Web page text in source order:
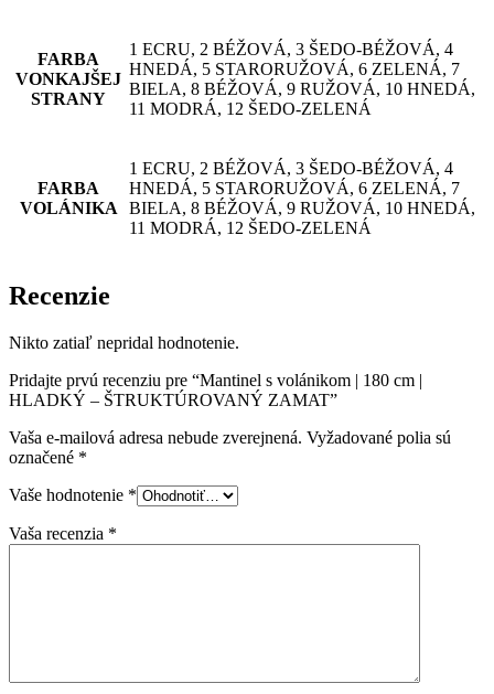
FARBA
VONKAJŠEJ
STRANY
1 ECRU, 2 BÉŽOVÁ, 3 ŠEDO-BÉŽOVÁ, 4
HNEDÁ, 5 STARORUŽOVÁ, 6 ZELENÁ, 7
BIELA, 8 BÉŽOVÁ, 9 RUŽOVÁ, 10 HNEDÁ,
11 MODRÁ, 12 ŠEDO-ZELENÁ
FARBA
VOLÁNIKA
1 ECRU, 2 BÉŽOVÁ, 3 ŠEDO-BÉŽOVÁ, 4
HNEDÁ, 5 STARORUŽOVÁ, 6 ZELENÁ, 7
BIELA, 8 BÉŽOVÁ, 9 RUŽOVÁ, 10 HNEDÁ,
11 MODRÁ, 12 ŠEDO-ZELENÁ
Recenzie
Nikto zatiaľ nepridal hodnotenie.
Pridajte prvú recenziu pre “Mantinel s volánikom | 180 cm |
HLADKÝ – ŠTRUKTÚROVANÝ ZAMAT”
Vaša e-mailová adresa nebude zverejnená. Vyžadované polia sú
označené *
Vaše hodnotenie *
Vaša recenzia *